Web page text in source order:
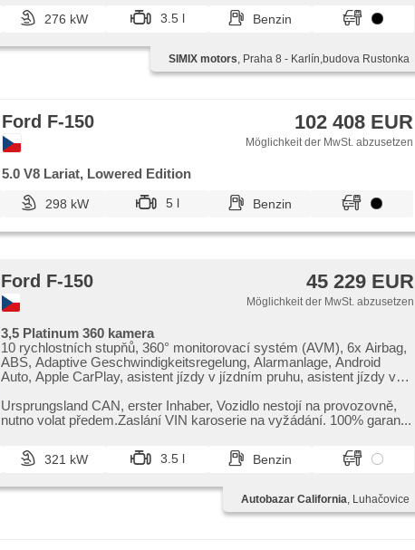
parkovací senzory zadní, Fahrkamera, Lichtsensor,
Scheibenwischersensor, Lenkrad einstellbar, Multifunktionslenkrad,
Panoramadach, El. Klappspiegel, El. Spiegel, samostmívací zrcátka,
starten per Taste, Wegfahrsperre, Zentralverriegelung mit
Funkfernbedienung, Zentralverriegelung, Ledersitze, beheizte Sitze,
Heck LED Leuchte, Nebelscheinwerfer, Start-Stop System, USB,
Autoradio, Außenthermometer, beheizte Spiegel, Teilbare
Rücksitzbank, Differentialsperre
276 kW 3.5 l Benzin
SIMIX motors, Praha 8 - Karlín,budova Rustonka
Ford F-150 102 408 EUR
Möglichkeit der MwSt. abzusetzen
5.0 V8 Lariat, Lowered Edition
298 kW 5 l Benzin
Ford F-150 45 229 EUR
Möglichkeit der MwSt. abzusetzen
3,5 Platinum 360 kamera
10 rychlostních stupňů, 360° monitorovací systém (AVM), 6x Airbag,
ABS, Adaptive Geschwindigkeitsregelung, Alarmanlage, Android
Auto, Apple CarPlay, asistent jízdy v jízdním pruhu, asistent jízdy v
Automatikgetriebe, automatisch im Berg bremsen , Autoradio,
bezdrátová nabíječka mobilních telefonů, Bluetooth, boční nášlapy,
Leuchten, digitální přístrojová deska, digitální přístrojový štít, dotykové
ovládání palubního počítače, El. Seitenscheiben, El. einstellbare Sitze,
Uhr Spur, Blind Spot Anzeige, Wegfahrsperre, isofix, Klimaablage,
Ledersitze, Lederpolsterung, LED denní svícení, Alufelgen,
Nebelscheinwerfer, Multifunktionslenkrad, Lenkrad einstellbar,
Ursprungsland CAN,​ erster Inhaber,​ Vozidlo nestojí na provozovně,​
nutno volat předem.Zaslání VIN karoserie na vyžádání. 100% garan...
321 kW 3.5 l Benzin
Autobazar California, Luhačovice